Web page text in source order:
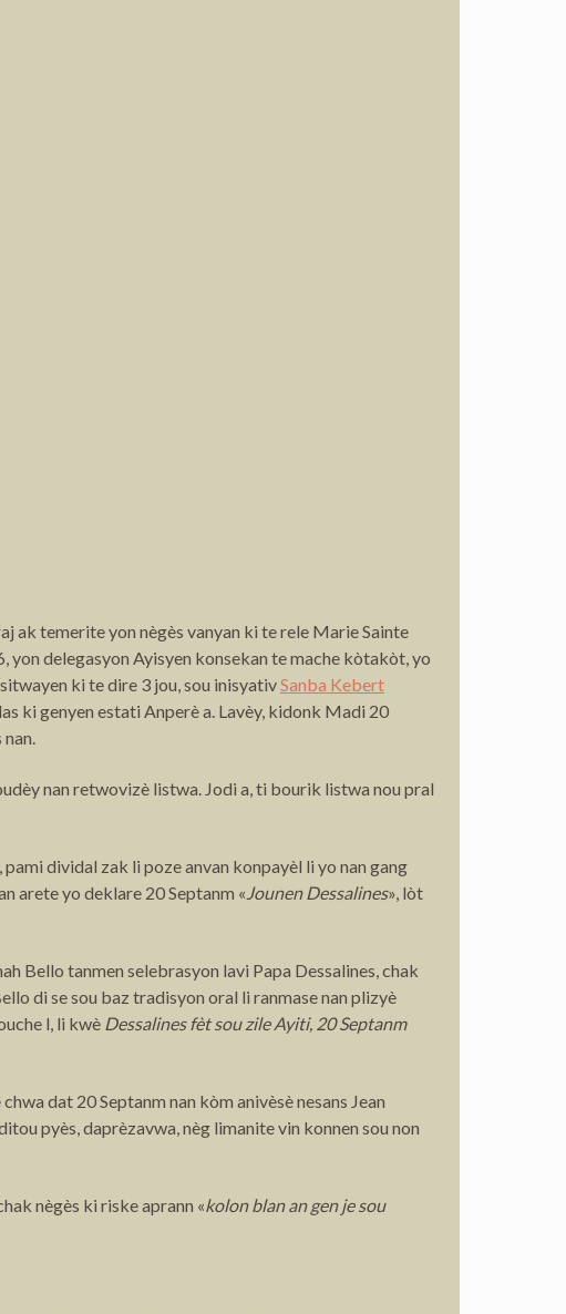
ak temerite yon nègès vanyan ki te rele Marie Sainte
yon delegasyon Ayisyen konsekan te mache kòtakòt, yo
ki te dire 3 jou, sou inisyativSanba Kebert
ki genyen estati Anperè a. Lavèy, kidonk Madi 20
nan retwovizè listwa. Jodi a, ti bourik listwa nou pral
pami dividal zak li poze anvan konpayèl li yo nan gang
arete yo deklare 20 Septanm «Jounen Dessalines», lòt
Bello tanmen selebrasyon lavi Papa Dessalines, chak
di se sou baz tradisyon oral li ranmase nan plizyè
l, li kwè Dessalines fèt sou zile Ayiti, 20 Septanm
dat 20 Septanm nan kòm anivèsè nesans Jean
pyès, daprèzavwa, nèg limanite vin konnen sou non
nègès ki riske aprann «kolon blan an gen je sou